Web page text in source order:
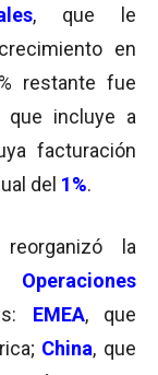
, que le
en
restante fue
que incluye a
facturación
del 1%.
la
Operaciones
EMEA, que
China, que